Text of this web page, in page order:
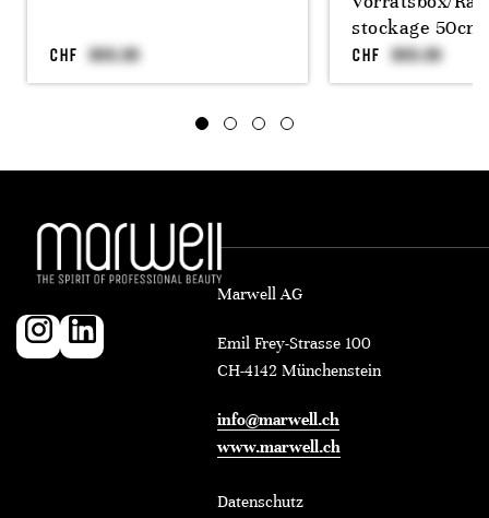
CHF
stockage 50cm
CHF
Marwell AG
Emil Frey-Strasse 100
CH-4142 Münchenstein
info@marwell.ch
www.marwell.ch
Datenschutz